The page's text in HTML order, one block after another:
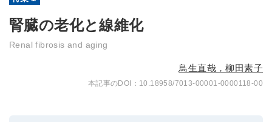
腎臓の老化と線維化
Renal fibrosis and aging
鳥生直哉，柳田素子
10.18958/7013-00001-0000118-00